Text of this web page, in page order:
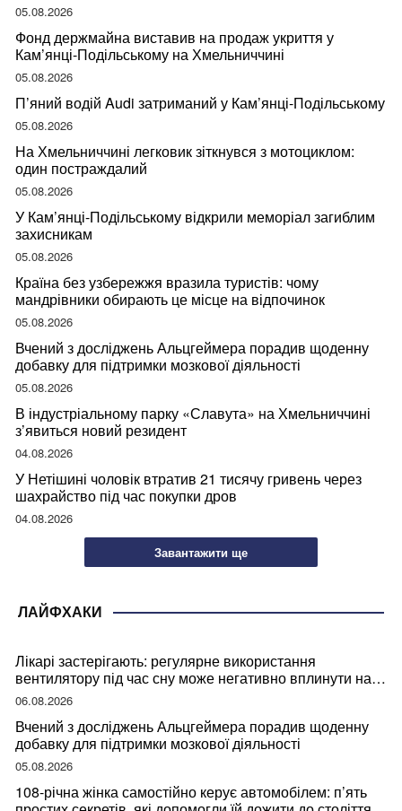
05.08.2026
Фонд держмайна виставив на продаж укриття у
Кам’янці-Подільському на Хмельниччині
05.08.2026
П’яний водій Audi затриманий у Кам’янці-Подільському
05.08.2026
На Хмельниччині легковик зіткнувся з мотоциклом:
один постраждалий
05.08.2026
У Кам’янці-Подільському відкрили меморіал загиблим
захисникам
05.08.2026
Країна без узбережжя вразила туристів: чому
мандрівники обирають це місце на відпочинок
05.08.2026
Вчений з досліджень Альцгеймера порадив щоденну
добавку для підтримки мозкової діяльності
05.08.2026
В індустріальному парку «Славута» на Хмельниччині
з’явиться новий резидент
04.08.2026
У Нетішині чоловік втратив 21 тисячу гривень через
шахрайство під час покупки дров
04.08.2026
Завантажити ще
ЛАЙФХАКИ
Лікарі застерігають: регулярне використання
вентилятору під час сну може негативно вплинути на
ваше здоров’я
06.08.2026
Вчений з досліджень Альцгеймера порадив щоденну
добавку для підтримки мозкової діяльності
05.08.2026
108-річна жінка самостійно керує автомобілем: п’ять